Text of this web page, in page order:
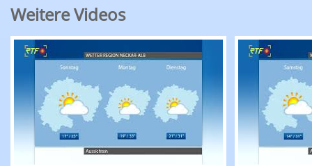
Weitere Videos
RTF.1-Wetter: Ausblick auf den 08.08.26RTF.1-